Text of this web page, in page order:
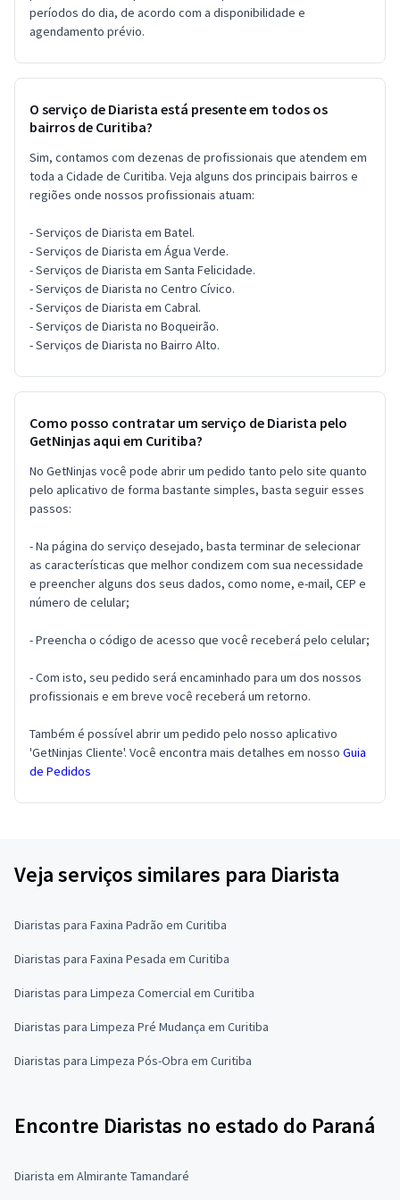
períodos do dia, de acordo com a disponibilidade e
agendamento prévio.
O serviço de Diarista está presente em todos os
bairros de Curitiba?
Sim, contamos com dezenas de profissionais que atendem em
toda a Cidade de Curitiba. Veja alguns dos principais bairros e
regiões onde nossos profissionais atuam:
- Serviços de Diarista em Batel.
- Serviços de Diarista em Água Verde.
- Serviços de Diarista em Santa Felicidade.
- Serviços de Diarista no Centro Cívico.
- Serviços de Diarista em Cabral.
- Serviços de Diarista no Boqueirão.
- Serviços de Diarista no Bairro Alto.
Como posso contratar um serviço de Diarista pelo
GetNinjas aqui em Curitiba?
No GetNinjas você pode abrir um pedido tanto pelo site quanto
pelo aplicativo de forma bastante simples, basta seguir esses
passos:
- Na página do serviço desejado, basta terminar de selecionar
as características que melhor condizem com sua necessidade
e preencher alguns dos seus dados, como nome, e-mail, CEP e
número de celular;
- Preencha o código de acesso que você receberá pelo celular;
- Com isto, seu pedido será encaminhado para um dos nossos
profissionais e em breve você receberá um retorno.
Também é possível abrir um pedido pelo nosso aplicativo
'GetNinjas Cliente'. Você encontra mais detalhes em nosso Guia
de Pedidos
Veja serviços similares para Diarista
Diaristas para Faxina Padrão em Curitiba
Diaristas para Faxina Pesada em Curitiba
Diaristas para Limpeza Comercial em Curitiba
Diaristas para Limpeza Pré Mudança em Curitiba
Diaristas para Limpeza Pós-Obra em Curitiba
Encontre Diaristas no estado do Paraná
Diarista em Almirante Tamandaré